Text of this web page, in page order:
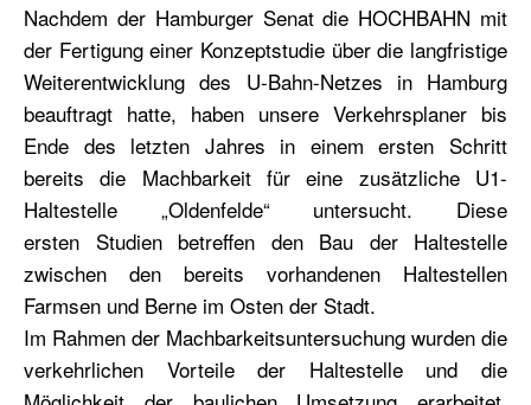
Nachdem der Hamburger Senat die HOCHBAHN mit
der Fertigung einer Konzeptstudie über die langfristige
Weiterentwicklung des U-Bahn-Netzes in Hamburg
beauftragt hatte, haben unsere Verkehrsplaner bis
Ende des letzten Jahres in einem ersten Schritt
bereits die Machbarkeit für eine zusätzliche U1-
Haltestelle „Oldenfelde“ untersucht. Diese
ersten Studien betreffen den Bau der Haltestelle
zwischen den bereits vorhandenen Haltestellen
Farmsen und Berne im Osten der Stadt.
Im Rahmen der Machbarkeitsuntersuchung wurden die
verkehrlichen Vorteile der Haltestelle und die